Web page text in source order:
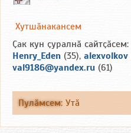
Хутшӑнакансем
Ҫак кун ҫуралнӑ сайтҫӑсем:
Henry_Eden (35), alexvolkov
val9186@yandex.ru (61)
Пулӑмсем: Утӑ